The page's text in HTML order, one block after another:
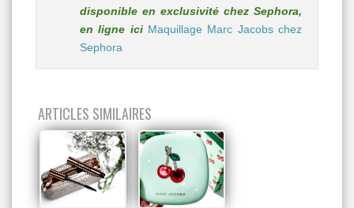
disponible en exclusivité chez Sephora,
en ligne ici Maquillage Marc Jacobs chez
Sephora
ARTICLES SIMILAIRES